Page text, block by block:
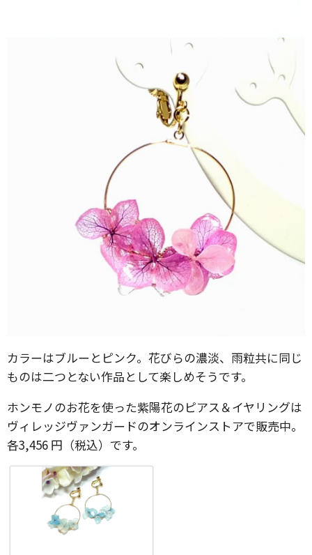
カラーはブルーとピンク。花びらの濃淡、雨粒共に同じ
ものは二つとない作品として楽しめそうです。
ホンモノのお花を使った紫陽花のピアス＆イヤリングは
ヴィレッジヴァンガードのオンラインストアで販売中。
各3,456 円（税込）です。